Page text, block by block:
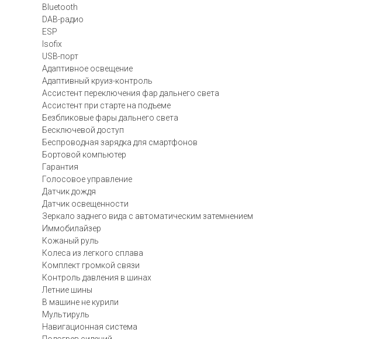
Bluetooth
DAB-радио
ESP
Isofix
USB-порт
Адаптивное освещение
Адаптивный круиз-контроль
Ассистент переключения фар дальнего света
Ассистент при старте на подъеме
Безбликовые фары дальнего света
Бесключевой доступ
Беспроводная зарядка для смартфонов
Бортовой компьютер
Гарантия
Голосовое управление
Датчик дождя
Датчик освещенности
Зеркало заднего вида с автоматическим затемнением
Иммобилайзер
Кожаный руль
Колеса из легкого сплава
Комплект громкой связи
Контроль давления в шинах
Летние шины
В машине не курили
Мультируль
Навигационная система